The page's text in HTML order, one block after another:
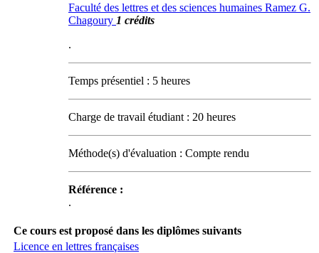
Faculté des lettres et des sciences humaines Ramez G.
Chagoury 1 crédits
.
Temps présentiel : 5 heures
Charge de travail étudiant : 20 heures
Méthode(s) d'évaluation : Compte rendu
Référence :
.
Ce cours est proposé dans les diplômes suivants
Licence en lettres françaises